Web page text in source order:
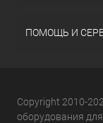
ПОМОЩЬ И
Copyright 2010-
оборудования